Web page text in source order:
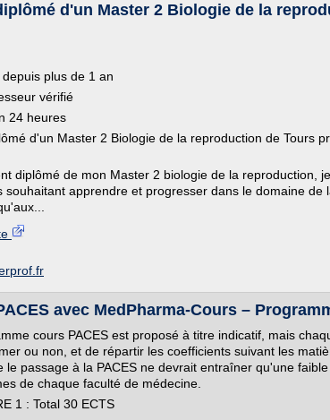
d'un Master 2 Biologie de la
plus de 1 an
vérifié
24 heures
d'un Master 2 Biologie de la reproduction de Tours
diplômé de mon Master 2 biologie de la reproduction,
souhaitant apprendre et progresser dans le domaine de
avec MedPharma-Cours –
cours PACES est proposé à titre indicatif, mais
ou non, et de répartir les coefficients suivant les
le passage à la PACES ne devrait entraîner qu'une
de chaque faculté de médecine.
1 : Total 30 ECTS